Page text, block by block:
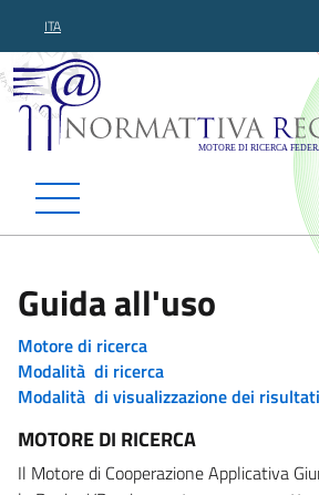
ITA
Normattiva
Guida all'uso
Motore di ricerca
Modalità di ricerca
Modalità di visualizzazione dei risultati
MOTORE DI RICERCA
Il Motore di Cooperazione Applicativa